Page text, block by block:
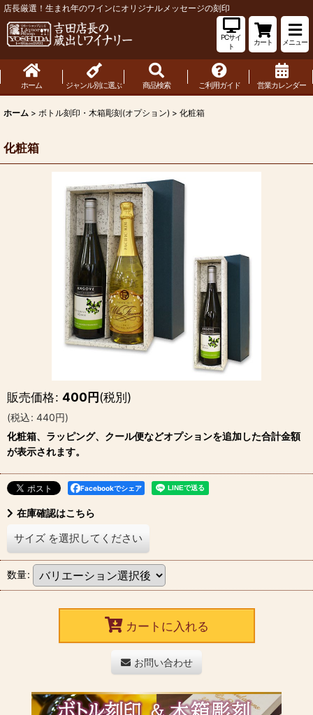
店長厳選！生まれ年のワインにオリジナルメッセージの刻印
PCサイ
ト
カート メニュー
ホーム ジャンル別に選ぶ 商品検索 ご利用ガイド 営業カレンダー
ホーム > ボトル刻印・木箱彫刻(オプション) > 化粧箱
化粧箱
販売価格: 400円(税別)
(税込: 440円)
化粧箱、ラッピング、クール便などオプションを追加した合計金額
が表示されます。
Facebookでシェア
在庫確認はこちら
サイズ を選択してください
数量:
カートに入れる
お問い合わせ